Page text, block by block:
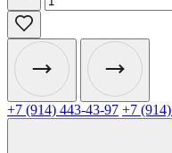
+7 (914) 443-43-97 +7